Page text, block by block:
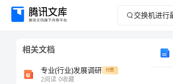
交
相关文档
专业(行业)发展调研 付费
2阅读 0收藏